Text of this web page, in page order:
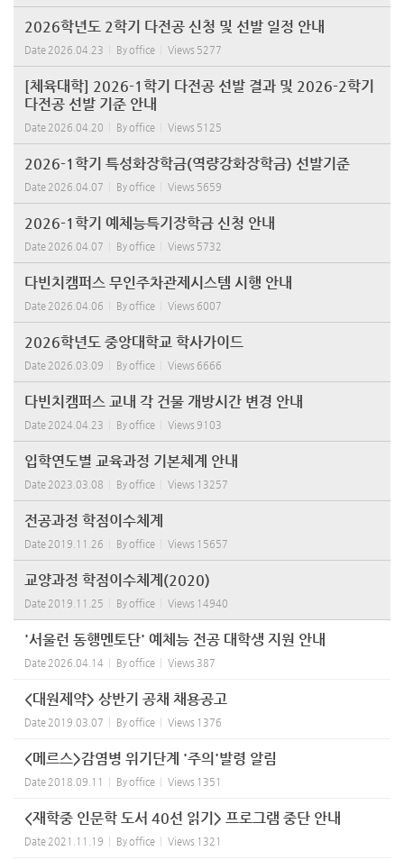
2026학년도 2학기 다전공 신청 및 선발 일정 안내
Date 2026.04.23 Byoffice Views 5277
[체육대학] 2026-1학기 다전공 선발 결과 및 2026-2학기
다전공 선발 기준 안내
Date 2026.04.20 Byoffice Views 5125
2026-1학기 특성화장학금(역량강화장학금) 선발기준
Date 2026.04.07 Byoffice Views 5659
2026-1학기 예체능특기장학금 신청 안내
Date 2026.04.07 Byoffice Views 5732
다빈치캠퍼스 무인주차관제시스템 시행 안내
Date 2026.04.06 Byoffice Views 6007
2026학년도 중앙대학교 학사가이드
Date 2026.03.09 Byoffice Views 6666
다빈치캠퍼스 교내 각 건물 개방시간 변경 안내
Date 2024.04.23 Byoffice Views 9103
입학연도별 교육과정 기본체계 안내
Date 2023.03.08 Byoffice Views 13257
전공과정 학점이수체계
Date 2019.11.26 Byoffice Views 15657
교양과정 학점이수체계(2020)
Date 2019.11.25 Byoffice Views 14940
'서울런 동행멘토단' 예체능 전공 대학생 지원 안내
Date 2026.04.14 Byoffice Views 387
<대원제약> 상반기 공채 채용공고
Date 2019.03.07 Byoffice Views 1376
<메르스>감염병 위기단계 '주의'발령 알림
Date 2018.09.11 Byoffice Views 1351
<재학중 인문학 도서 40선 읽기> 프로그램 중단 안내
Date 2021.11.19 Byoffice Views 1321